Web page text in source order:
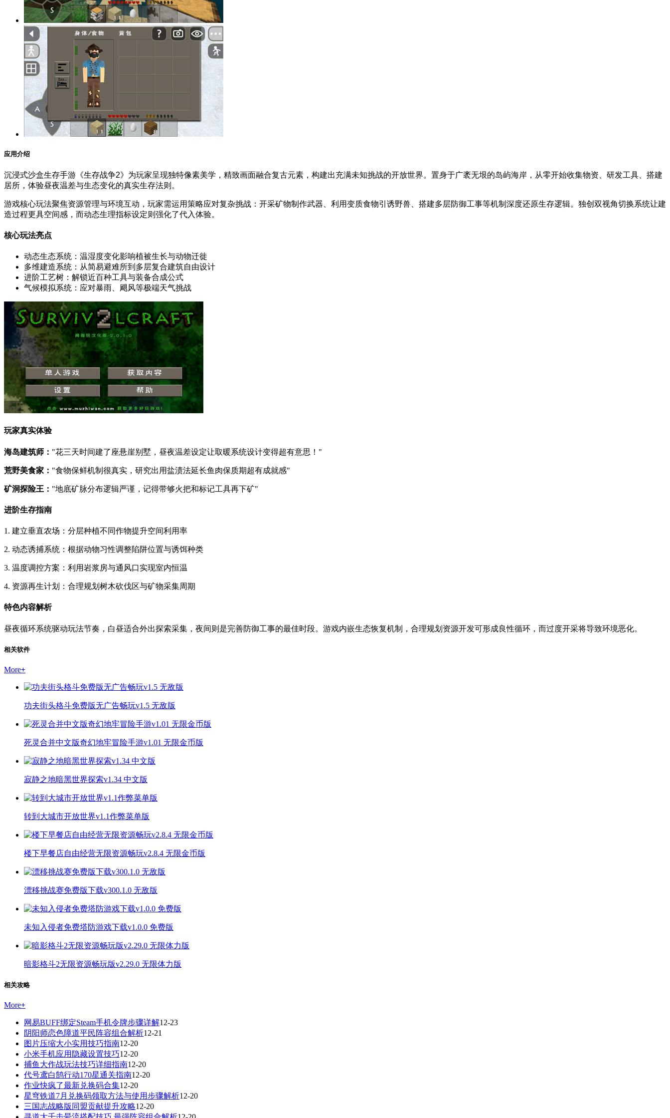
应用介绍
沉浸式沙盒生存手游《生存战争2》为玩家呈现独特像素美学，精致画面融合复古元素，构建出充满未知挑战的开放世界。置身于广袤无垠的岛屿海岸，从零开始收集物资、研发工具、搭建
居所，体验昼夜温差与生态变化的真实生存法则。
游戏核心玩法聚焦资源管理与环境互动，玩家需运用策略应对复杂挑战：开采矿物制作武器、利用变质食物引诱野兽、搭建多层防御工事等机制深度还原生存逻辑。独创双视角切换系统让建
造过程更具空间感，而动态生理指标设定则强化了代入体验。
核心玩法亮点
动态生态系统：温湿度变化影响植被生长与动物迁徙
多维建造系统：从简易避难所到多层复合建筑自由设计
进阶工艺树：解锁近百种工具与装备合成公式
气候模拟系统：应对暴雨、飓风等极端天气挑战
玩家真实体验
海岛建筑师： "花三天时间建了座悬崖别墅，昼夜温差设定让取暖系统设计变得超有意思！"
荒野美食家： "食物保鲜机制很真实，研究出用盐渍法延长鱼肉保质期超有成就感"
矿洞探险王： "地底矿脉分布逻辑严谨，记得带够火把和标记工具再下矿"
进阶生存指南
1. 建立垂直农场：分层种植不同作物提升空间利用率
2. 动态诱捕系统：根据动物习性调整陷阱位置与诱饵种类
3. 温度调控方案：利用岩浆房与通风口实现室内恒温
4. 资源再生计划：合理规划树木砍伐区与矿物采集周期
特色内容解析
昼夜循环系统驱动玩法节奏，白昼适合外出探索采集，夜间则是完善防御工事的最佳时段。游戏内嵌生态恢复机制，合理规划资源开发可形成良性循环，而过度开采将导致环境恶化。
相关软件
More+
功夫街头格斗免费版无广告畅玩v1.5 无敌版
死灵合并中文版奇幻地牢冒险手游v1.01 无限金币版
寂静之地暗黑世界探索v1.34 中文版
转到大城市开放世界v1.1作弊菜单版
楼下早餐店自由经营无限资源畅玩v2.8.4 无限金币版
漂移挑战赛免费版下载v300.1.0 无敌版
未知入侵者免费塔防游戏下载v1.0.0 免费版
暗影格斗2无限资源畅玩版v2.29.0 无限体力版
相关攻略
More+
网易BUFF绑定Steam手机令牌步骤详解12-23
阴阳师恋色障道平民阵容组合解析12-21
图片压缩大小实用技巧指南12-20
小米手机应用隐藏设置技巧12-20
捕鱼大作战玩法技巧详细指南12-20
代号鸢白鹄行动170星通关指南12-20
作业快疯了最新兑换码合集12-20
星穹铁道7月兑换码领取方法与使用步骤解析12-20
三国志战略版同盟贡献提升攻略12-20